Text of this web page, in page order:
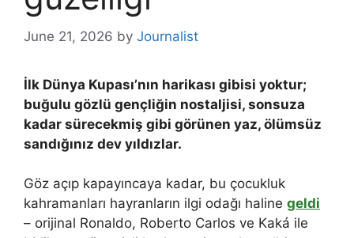
June 21, 2026 by Journalist
İlk Dünya Kupası’nın harikası gibisi yoktur;
buğulu gözlü gençliğin nostaljisi, sonsuza
kadar sürecekmiş gibi görünen yaz, ölümsüz
sandığınız dev yıldızlar.
Göz açıp kapayıncaya kadar, bu çocukluk
kahramanları hayranların ilgi odağı haline geldi
– orijinal Ronaldo, Roberto Carlos ve Kaká ile